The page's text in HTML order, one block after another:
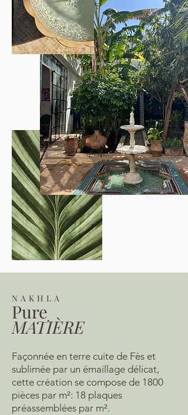
NAKHLA
Pure
MATIÈRE
Façonnée en terre cuite de Fès et
sublimée par un émaillage délicat,
cette création se compose de 1800
pièces par m²: 18 plaques
préassemblées par m².